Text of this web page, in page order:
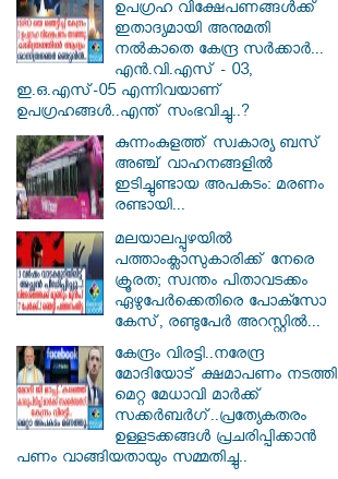
ഉപഗ്രഹ വിക്ഷേപണങ്ങൾക്ക്
ഇതാദ്യമായി അനുമതി
നൽകാതെ കേന്ദ്ര സർക്കാർ...
എൻ.വി.എസ് - 03,
ഇ.ഒ.എസ്-05 എന്നിവയാണ്
ഉപഗ്രഹങ്ങൾ..എന്ത് സംഭവിച്ചു..?
കുന്നംകുളത്ത് സ്വകാര്യ ബസ്
അഞ്ച് വാഹനങ്ങളിൽ
ഇടിച്ചുണ്ടായ അപകടം: മരണം
രണ്ടായി...
മലയാലപ്പുഴയിൽ
പത്താംക്ലാസുകാരിക്ക് നേരെ
ക്രൂരത; സ്വന്തം പിതാവടക്കം
ഏഴുപേർക്കെതിരെ പോക്സോ
കേസ്, രണ്ടുപേർ അറസ്റ്റിൽ...
കേന്ദ്രം വിരട്ടി..നരേന്ദ്ര
മോദിയോട് ക്ഷമാപണം നടത്തി
മെറ്റ മേധാവി മാർക്ക്
സക്കർബർ​ഗ്..പ്രത്യേകതരം
ഉള്ളടക്കങ്ങൾ പ്രചരിപ്പിക്കാൻ
പണം വാങ്ങിയതായും സമ്മതിച്ചു..